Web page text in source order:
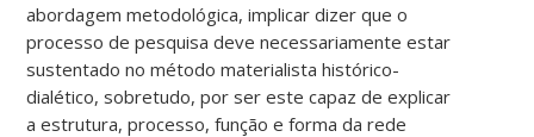
abordagem metodológica, implicar dizer que o
processo de pesquisa deve necessariamente estar
sustentado no método materialista histórico-
dialético, sobretudo, por ser este capaz de explicar
a estrutura, processo, função e forma da rede